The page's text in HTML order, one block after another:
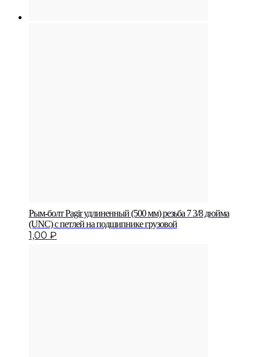
Рым-болт Pagir удлиненный (500 мм) резьба 7 3/8 дюйма
(UNC) с петлей на подшипнике грузовой
1,00 ₽